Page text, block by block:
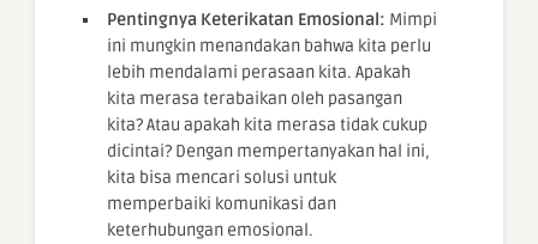
Pentingnya Keterikatan Emosional: Mimpi
ini mungkin menandakan bahwa kita perlu
lebih mendalami perasaan kita. Apakah
kita merasa terabaikan oleh pasangan
kita? Atau apakah kita merasa tidak cukup
dicintai? Dengan mempertanyakan hal ini,
kita bisa mencari solusi untuk
memperbaiki komunikasi dan
keterhubungan emosional.